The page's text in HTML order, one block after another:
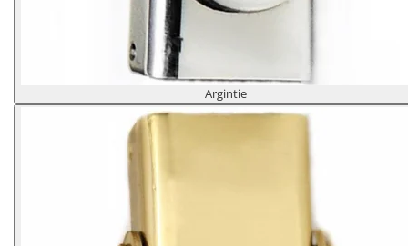
Argintie